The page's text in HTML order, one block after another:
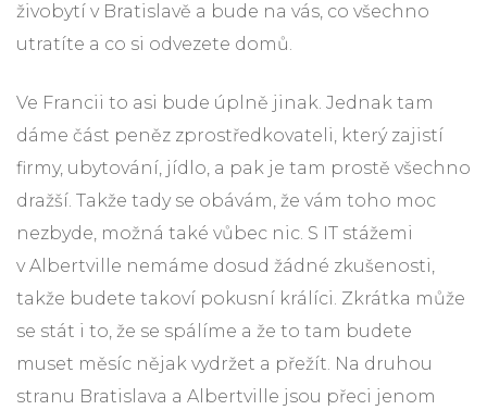
živobytí v Bratislavě a bude na vás, co všechno
utratíte a co si odvezete domů.
Ve Francii to asi bude úplně jinak. Jednak tam
dáme část peněz zprostředkovateli, který zajistí
firmy, ubytování, jídlo, a pak je tam prostě všechno
dražší. Takže tady se obávám, že vám toho moc
nezbyde, možná také vůbec nic. S IT stážemi
v Albertville nemáme dosud žádné zkušenosti,
takže budete takoví pokusní králíci. Zkrátka může
se stát i to, že se spálíme a že to tam budete
muset měsíc nějak vydržet a přežít. Na druhou
stranu Bratislava a Albertville jsou přeci jenom